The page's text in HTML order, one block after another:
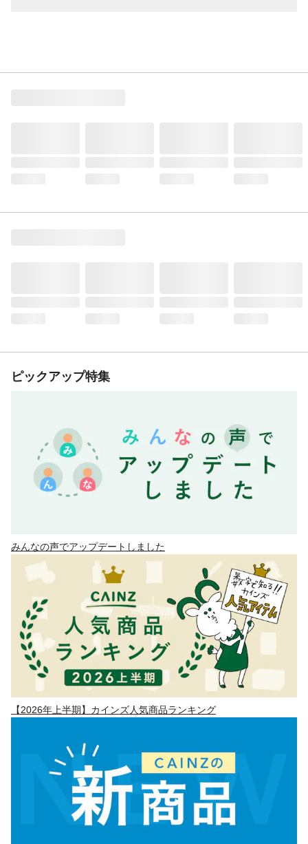
ピックアップ特集
みんなの声でアップデートしました
【2026年上半期】カインズ人気商品ランキング